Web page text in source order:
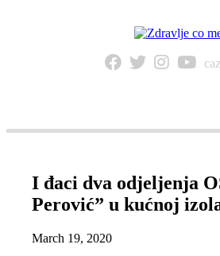
I đaci dva odjeljenja
Perović” u kućnoj
March 19, 2020